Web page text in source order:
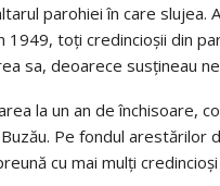
parohiei în care
toţi credincioşii din
sa, deoarece susţineau
la un an de închisoare,
Pe fondul arestărilor
cu mai mulţi